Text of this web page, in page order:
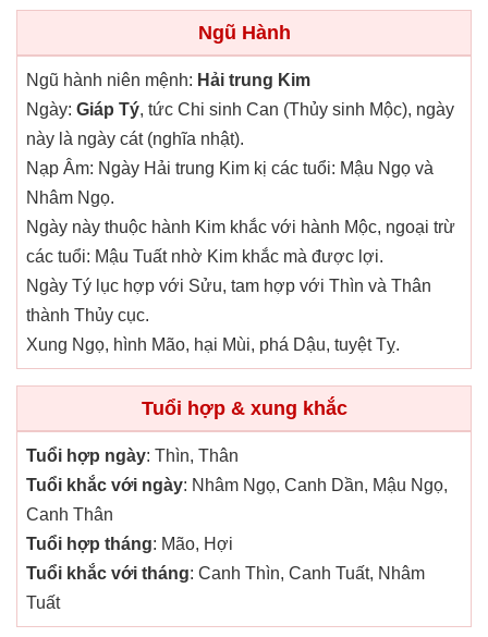
Ngũ Hành
Ngũ hành niên mệnh: Hải trung Kim
Ngày: Giáp Tý, tức Chi sinh Can (Thủy sinh Mộc), ngày
này là ngày cát (nghĩa nhật).
Nạp Âm: Ngày Hải trung Kim kị các tuổi: Mậu Ngọ và
Nhâm Ngọ.
Ngày này thuộc hành Kim khắc với hành Mộc, ngoại trừ
các tuổi: Mậu Tuất nhờ Kim khắc mà được lợi.
Ngày Tý lục hợp với Sửu, tam hợp với Thìn và Thân
thành Thủy cục.
Xung Ngọ, hình Mão, hại Mùi, phá Dậu, tuyệt Tỵ.
Tuổi hợp & xung khắc
Tuổi hợp ngày: Thìn, Thân
Tuổi khắc với ngày: Nhâm Ngọ, Canh Dần, Mậu Ngọ,
Canh Thân
Tuổi hợp tháng: Mão, Hợi
Tuổi khắc với tháng: Canh Thìn, Canh Tuất, Nhâm
Tuất